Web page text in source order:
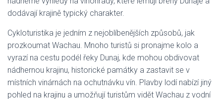
dodávají krajině typický charakter.
Cykloturistika je jedním z nejoblíbenějších způsobů, jak
prozkoumat Wachau. Mnoho turistů si pronajme kolo a
vyrazí na cestu podél řeky Dunaj, kde mohou obdivovat
nádhernou krajinu, historické památky a zastavit se v
místních vinárnách na ochutnávku vín. Plavby lodí nabízí jiný
pohled na krajinu a umožňují turistům vidět Wachau z vodní